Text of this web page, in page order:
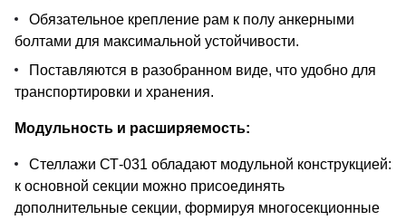
Обязательное крепление рам к полу анкерными
болтами для максимальной устойчивости.
Поставляются в разобранном виде, что удобно для
транспортировки и хранения.
Модульность и расширяемость:
Стеллажи СТ-031 обладают модульной конструкцией:
к основной секции можно присоединять
дополнительные секции, формируя многосекционные